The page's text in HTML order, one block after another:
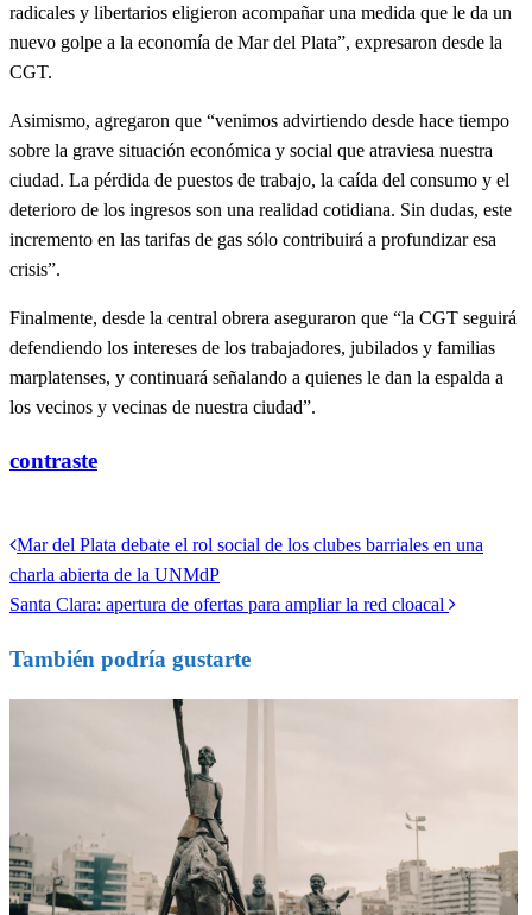
radicales y libertarios eligieron acompañar una medida que le da un
nuevo golpe a la economía de Mar del Plata”, expresaron desde la
CGT.
Asimismo, agregaron que “venimos advirtiendo desde hace tiempo
sobre la grave situación económica y social que atraviesa nuestra
ciudad. La pérdida de puestos de trabajo, la caída del consumo y el
deterioro de los ingresos son una realidad cotidiana. Sin dudas, este
incremento en las tarifas de gas sólo contribuirá a profundizar esa
crisis”.
Finalmente, desde la central obrera aseguraron que “la CGT seguirá
defendiendo los intereses de los trabajadores, jubilados y familias
marplatenses, y continuará señalando a quienes le dan la espalda a
los vecinos y vecinas de nuestra ciudad”.
contraste
Navegación
de
Entrada
anterior
Mar del Plata debate el rol social de los clubes barriales en una
charla abierta de la UNMdP
Entrada
Santa Clara: apertura de ofertas para ampliar la red cloacal
También podría gustarte